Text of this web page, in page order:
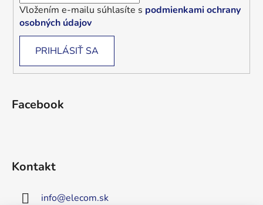
Vložením e-mailu súhlasíte s podmienkami ochrany
osobných údajov
PRIHLÁSIŤ SA
Facebook
Kontakt
info@elecom.sk